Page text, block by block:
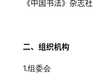
《中国书法》杂志社
二、组织机构
1.组委会